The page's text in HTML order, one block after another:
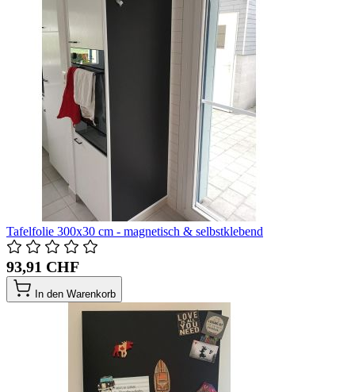
Tafelfolie 300x30 cm - magnetisch & selbstklebend
93,91 CHF
In den Warenkorb